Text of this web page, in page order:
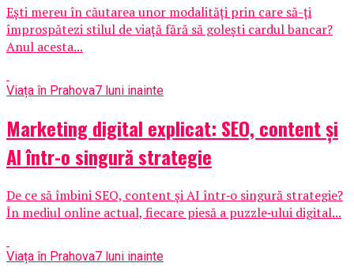
Ești mereu în căutarea unor modalități prin care să-ți
împrospătezi stilul de viață fără să golești cardul bancar?
Anul acesta...
Viața în Prahova7 luni inainte
Marketing digital explicat: SEO, content și
AI într-o singură strategie
De ce să îmbini SEO, content și AI într‑o singură strategie?
În mediul online actual, fiecare piesă a puzzle‑ului digital...
Viața în Prahova7 luni inainte